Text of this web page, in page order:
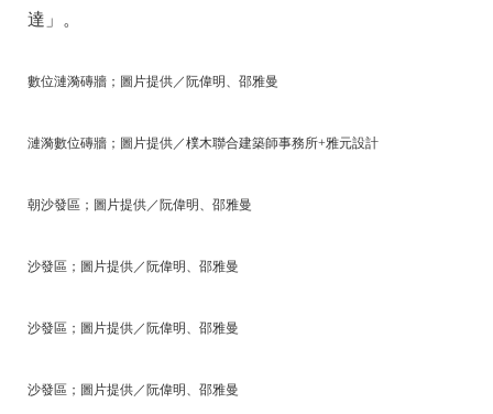
達」。
數位漣漪磚牆；圖片提供／阮偉明、邵雅曼
漣漪數位磚牆；圖片提供／樸木聯合建築師事務所+雅元設計
朝沙發區；圖片提供／阮偉明、邵雅曼
沙發區；圖片提供／阮偉明、邵雅曼
沙發區；圖片提供／阮偉明、邵雅曼
沙發區；圖片提供／阮偉明、邵雅曼